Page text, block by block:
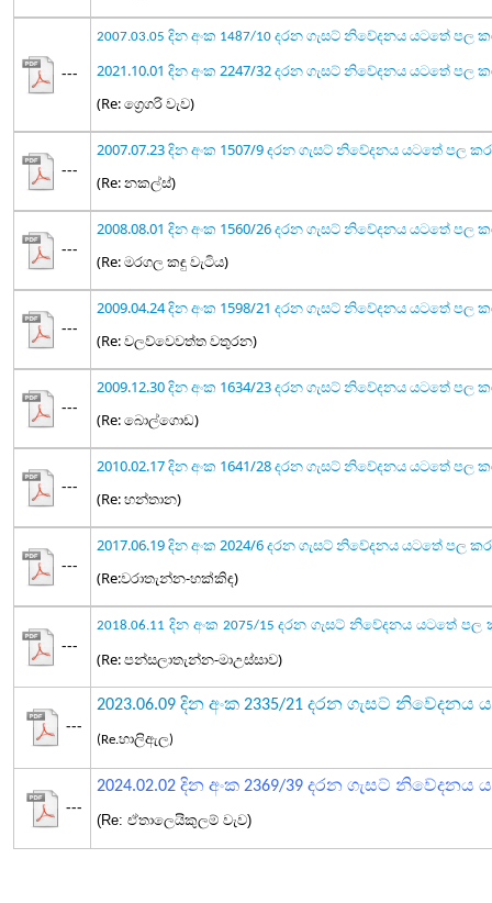
---
2007.03.05 දින අංක 1487/10 දරන ගැසට් නිවේදනය යටතේ පල
2021.10.01 දින අංක 2247/32 දරන ගැසට් නිවේදනය යටතේ
(Re: ග්‍රෙගරි වැව)
---
2007.07.23 දින අංක 1507/9 දරන ගැසට් නිවේදනය යටතේ පල
(Re: නකල්ස්)
---
2008.08.01 දින අංක 1560/26 දරන ගැසට් නිවේදනය යටතේ පල
(Re: මරගල කඳු වැටිය)
---
2009.04.24 දින අංක 1598/21 දරන ගැසට් නිවේදනය යටතේ පල
(Re: වලව්වෙවත්ත වතුරන)
---
2009.12.30 දින අංක 1634/23 දරන ගැසට් නිවේදනය යටතේ පල
(Re: බොල්ගොඩ)
---
2010.02.17 දින අංක 1641/28 දරන ගැසට් නිවේදනය යටතේ පල
(Re: හන්තාන)
---
2017.06.19 දින අංක 2024/6 දරන ගැසට් නිවේදනය යටතේ පල
(Re:වරාතැන්න-හක්කිඳ)
---
2018.06.11 දින අංක 2075/15 දරන ගැසට් නිවේදනය යටතේ පල
(Re: පන්සලාතැන්න-මාඋස්සාව)
---
2023.06.09 දින අංක 2335/21 දරන ගැසට්
(Re.හාලිඇල)
---
2024.02.02 දින අංක 2369/39 දරන ගැසට් නිවේදනය
(Re: ඒතාලෙයිකුලම් වැව)